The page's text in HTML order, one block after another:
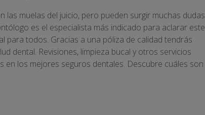
muelas del juicio, pero pueden surgir muchas dudas
es el especialista más indicado para aclarar este
para todos. Gracias a una póliza de calidad tendrás
dental. Revisiones, limpieza bucal y otros servicios
en los mejores seguros dentales. Descubre cuáles son